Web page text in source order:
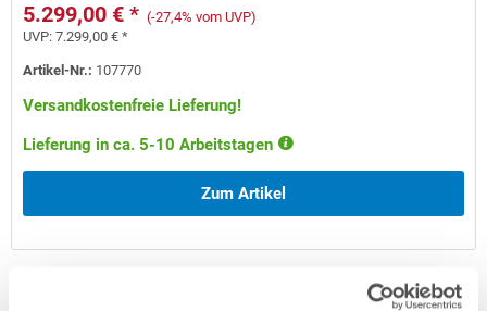
5.299,00 € * (-27,4% vom UVP)
UVP:7.299,00 € *
Artikel-Nr.: 107770
Versandkostenfreie Lieferung!
Lieferung in ca. 5-10 Arbeitstagen
Zum Artikel